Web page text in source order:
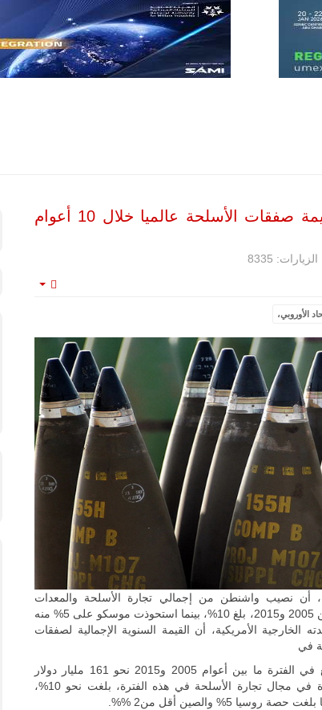
الأفريقية أكبر
سوق عالمي
لطائرة الهجوم
والتدريب
المتقدم "A-29
مالي |
مشاركة
المسيرة
الروسية
أوريون مع
قوة الفيلق
الأفريقي في
حرب
العصابات في
مالي.
مع تصاعد حدة
الحرب الجوية
الروسية في
مالي رُصدت
طائرة أوريون
بدون طيار فوق
باماكو وبالنسبة
لحملة مكافحة
التمرد في
منطقة الساحل،
فإن الجمع بين
أوريون على
التحليق…
للمزيد
واشنطن تكشف عن قيمة صفقات الأسلحة عالميا خلال 10 أعوام
الزيارات: 8335
الأوروبي،
أن نصيب واشنطن من إجمالي تجارة الأسلحة والمعدات
العسكرية عالمياً، في الفترة ما بين 2005 و2015، بلغ 10%، بينما استحوذت موسكو على 5% منه
الخارجية الأمريكية، أن القيمة السنوية الإجمالية لصفقات
في
سوق الأسلحة الدولية، كانت تبلغ في الفترة ما بين أعوام 2005 و2015 نحو 161 مليار دولار
وأضاف أن حصة الولايات المتحدة في مجال تجارة الأسلحة في هذه الفترة، بلغت نحو 10%،
5% والصين أقل من2 %%.